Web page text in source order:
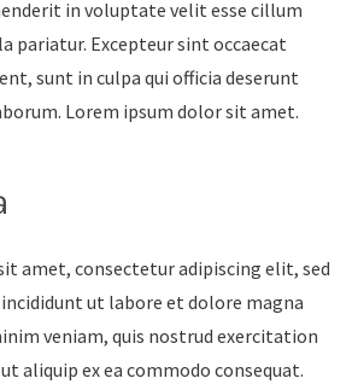
in voluptate velit esse cillum
pariatur. Excepteur sint occaecat
sunt in culpa qui officia deserunt
Lorem ipsum dolor sit amet.
amet, consectetur adipiscing elit, sed
ut labore et dolore magna
veniam, quis nostrud exercitation
aliquip ex ea commodo consequat.